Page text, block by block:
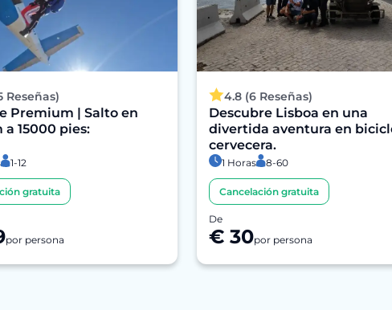
Reseñas)
Premium | Salto en
15000 pies:
1-12
gratuita
por persona
4.8 (6 Reseñas)
Descubre Lisboa en una
divertida aventura en
cervecera.
1 Horas 8-60
Cancelación gratuita
De
€ 30por persona